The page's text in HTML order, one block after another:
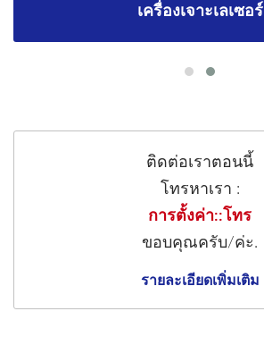
เครื่องเจาะเลเซอร์
ติดต่อเราตอนนี้
โทรหาเรา :
การตั้งค่า::โทร
ขอบคุณครับ/ค่ะ.
รายละเอียดเพิ่มเติม